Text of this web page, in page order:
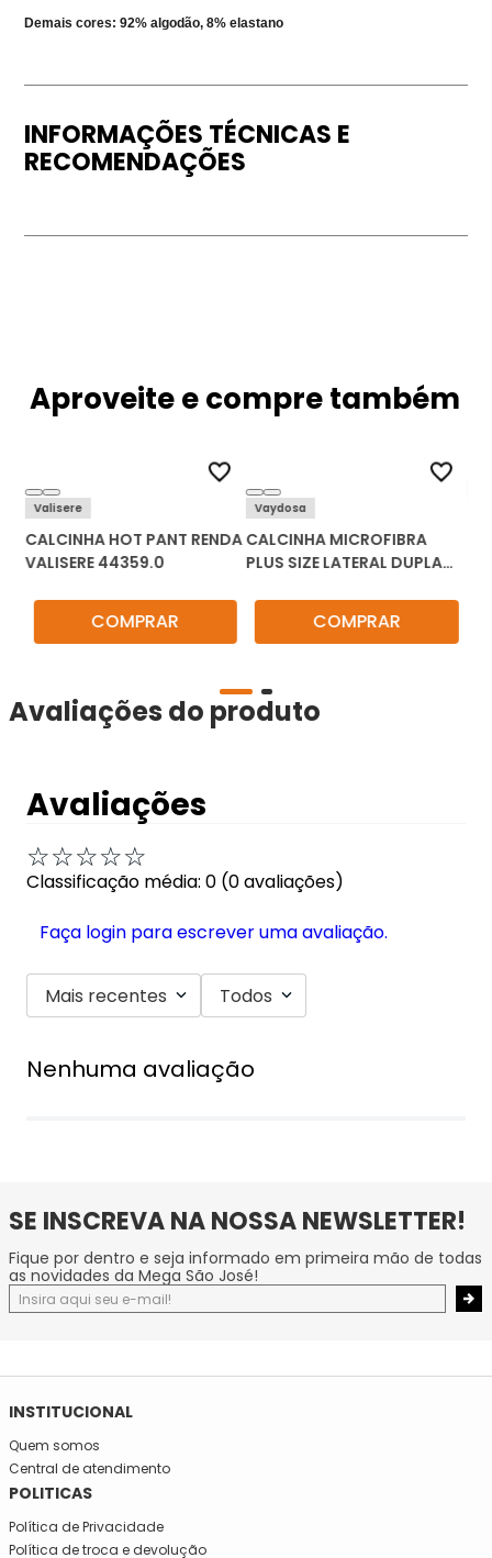
Demais cores: 92% algodão, 8% elastano
INFORMAÇÕES TÉCNICAS E
RECOMENDAÇÕES
Aproveite e compre também
Valisere
CALCINHA HOT PANT RENDA
VALISERE 44359.0
COMPRAR
Vaydosa
CALCINHA MICROFIBRA
PLUS SIZE LATERAL DUPLA
COMPRAR
Avaliações do produto
Avaliações
☆☆☆☆☆
Classificação média: 0 (0 avaliações)
Faça login para escrever uma avaliação.
Mais recentes Todos
Nenhuma avaliação
SE INSCREVA NA NOSSA NEWSLETTER!
Fique por dentro e seja informado em primeira mão de todas
as novidades da Mega São José!
INSTITUCIONAL
Quem somos
Central de atendimento
POLITICAS
Política de Privacidade
Política de troca e devolução